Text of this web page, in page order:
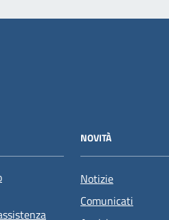
NOVITÀ
Notizie
Comunicati